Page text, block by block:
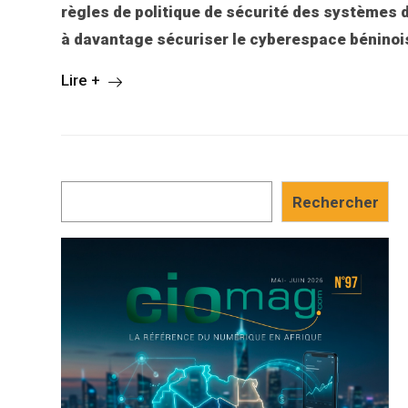
règles de politique de sécurité des systèmes
à davantage sécuriser le cyberespace
Lire +
Rechercher